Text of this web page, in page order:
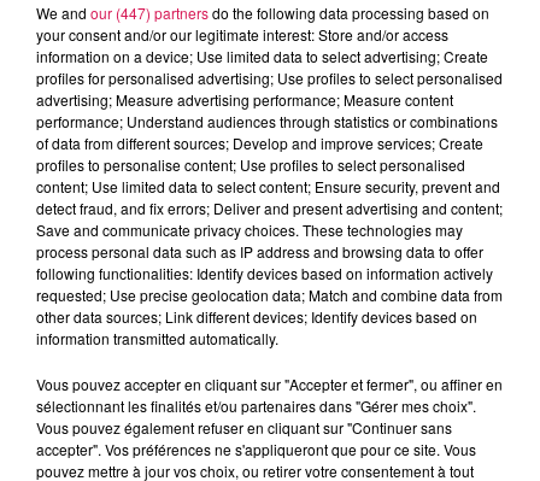
0h00 - 6h00
Les hits de Canal FM
21h56
21h56 21h53
21h53 21h45
21h45
We and our (447) partnersdo the following data processing based on
your consent and/or our legitimate interest: Store and/or access
information on a device; Use limited data to select advertising; Create
profiles for personalised advertising; Use profiles to select personalised
advertising; Measure advertising performance; Measure content
performance; Understand audiences through statistics or combinations
of data from different sources; Develop and improve services; Create
profiles to personalise content; Use profiles to select personalised
content; Use limited data to select content; Ensure security, prevent and
detect fraud, and fix errors; Deliver and present advertising and content;
Save and communicate privacy choices. These technologies may
process personal data such as IP address and browsing data to offer
following functionalities: Identify devices based on information actively
requested; Use precise geolocation data; Match and combine data from
other data sources; Link different devices; Identify devices based on
information transmitted automatically.
Vous pouvez accepter en cliquant sur "Accepter et fermer", ou affiner en
sélectionnant les finalités et/ou partenaires dans "Gérer mes choix".
Vous pouvez également refuser en cliquant sur "Continuer sans
accepter". Vos préférences ne s'appliqueront que pour ce site. Vous
pouvez mettre à jour vos choix, ou retirer votre consentement à tout